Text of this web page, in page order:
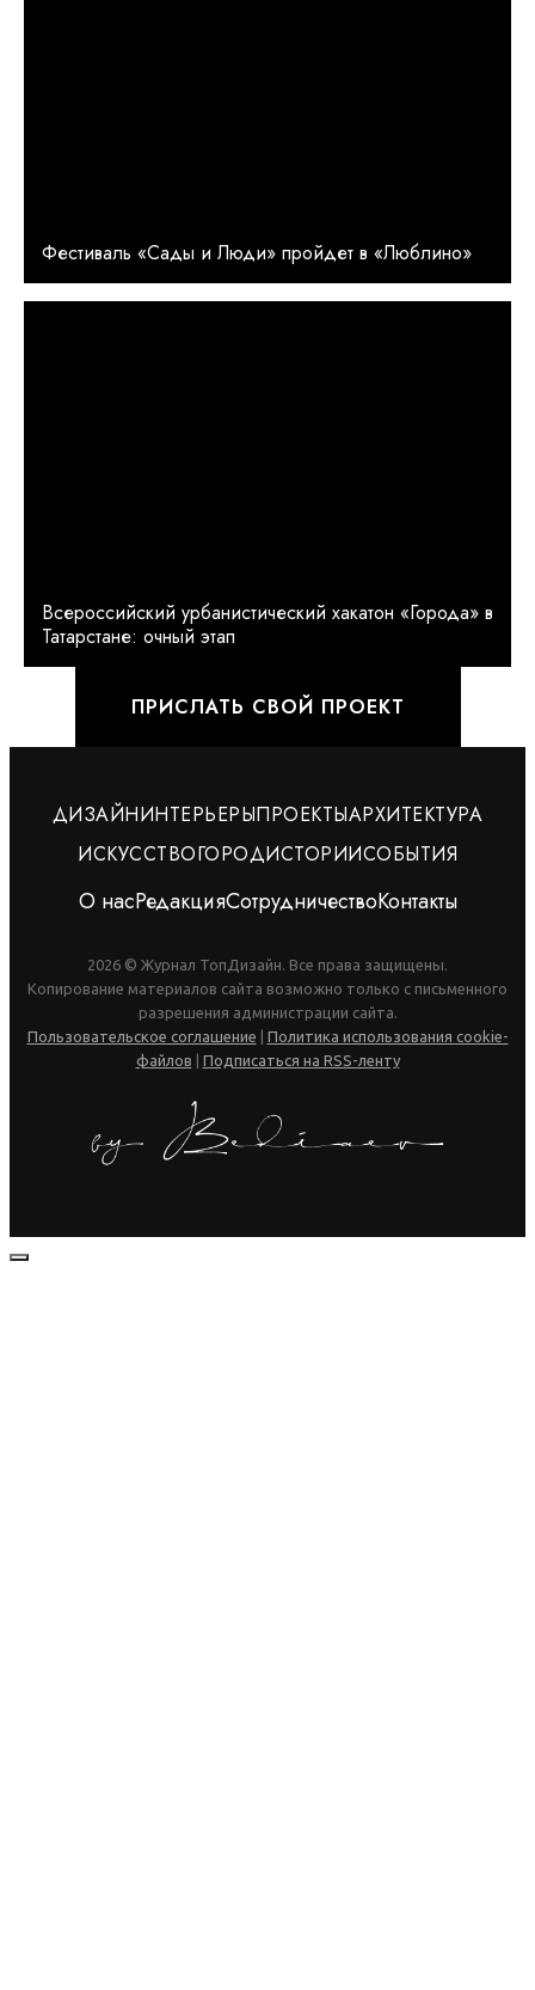
Фестиваль «Сады и Люди» пройдет в «Люблино»
Всероссийский урбанистический хакатон «Города» в
Татарстане: очный этап
ПРИСЛАТЬ СВОЙ ПРОЕКТ
ДИЗАЙНИНТЕРЬЕРЫПРОЕКТЫАРХИТЕКТУРА
ИСКУССТВОГОРОДИСТОРИИСОБЫТИЯ
О насРедакцияСотрудничествоКонтакты
2026 © Журнал ТопДизайн. Все права защищены.
Копирование материалов сайта возможно только с письменного
разрешения администрации сайта.
Пользовательское соглашение
Политика использования cookie-
файлов
Подписаться на RSS-ленту